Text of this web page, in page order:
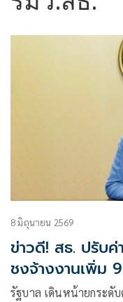
8 มิถุนายน 2569
ข่าวดี! สธ. ปรับค่
ชงจ้างงานเพิ่ม
รัฐบาล เดินหน้ายกระดั